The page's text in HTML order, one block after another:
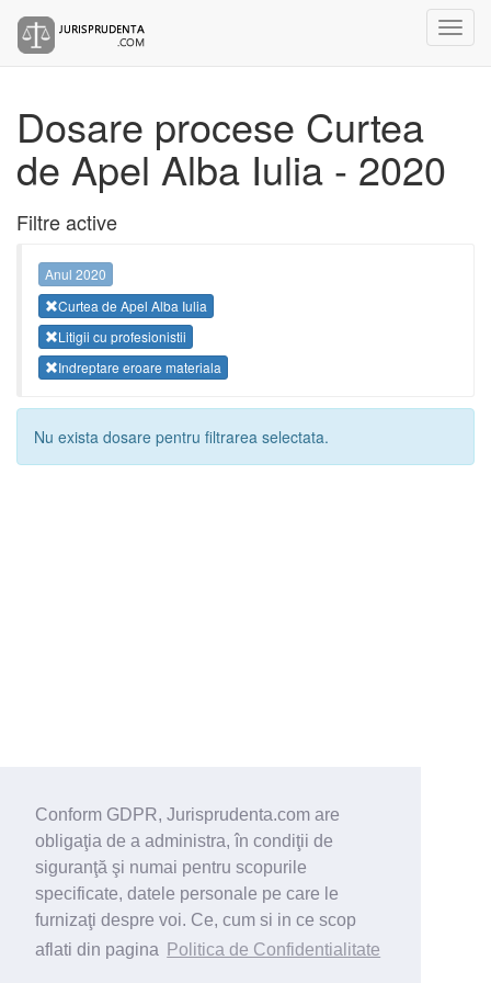
Conform GDPR, Jurisprudenta.com are
obligaţia de a administra, în condiţii de
siguranţă şi numai pentru scopurile
specificate, datele personale pe care le
furnizaţi despre voi. Ce, cum si in ce scop
aflati din pagina
Politica de Confidentialitate
Dosare procese Curtea
de Apel Alba Iulia - 2020
Filtre active
Anul 2020
Curtea de Apel Alba Iulia
Litigii cu profesionistii
Indreptare eroare materiala
Nu exista dosare pentru filtrarea selectata.